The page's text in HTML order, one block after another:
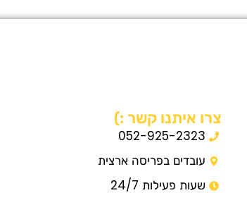
צרו איתנו קשר :)
052-925-2323
עובדים בפריסה ארצית
שעות פעילות 24/7